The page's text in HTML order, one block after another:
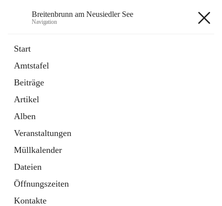
Breitenbrunn am Neusiedler See
Navigation
Start
Amtstafel
Beiträge
Artikel
Alben
Veranstaltungen
Müllkalender
Dateien
Öffnungszeiten
Kontakte
18 Schnellzugriffe
Gemeindeservice